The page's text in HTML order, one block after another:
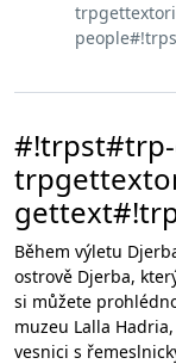
Během výletu
ostrově Djerba,
si můžete
muzeu Lalla
vesnici s